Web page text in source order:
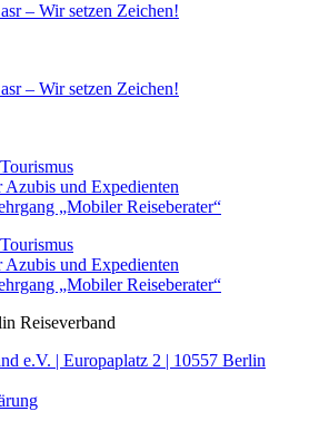
– Wir setzen Zeichen!
– Wir setzen Zeichen!
Azubis und Expedienten
„Mobiler Reiseberater“
Azubis und Expedienten
„Mobiler Reiseberater“
Reiseverband
e.V. | Europaplatz 2 | 10557 Berlin